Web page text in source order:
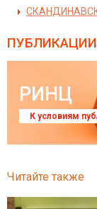
РИНЦ
К условиям
Читайте также